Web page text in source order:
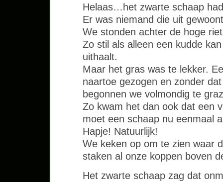
Helaas…het zwarte schaap
Er was niemand die uit
We stonden achter de hoge
Zo stil als alleen een kudde
uithaalt.
Maar het gras was te lekker.
naartoe gezogen en zonder
begonnen we volmondig te
Zo kwam het dan ook dat een
moet een schaap nu eenmaal
Hapje! Natuurlijk!
We keken op om te zien waar
staken al onze koppen boven
Het zwarte schaap zag dat